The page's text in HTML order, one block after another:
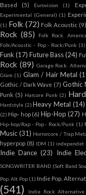
Based
(5) Eurovision (1)
Experimental (General) (1)
(1) Folk (72) Folk Acoustic (9)
Rock (85) Folk Rock.
Folk/Acoustic - Pop - Rock/Punk (1)
Funk (17) Future Bass (24)
Rock (89) Garage Rock.
Glam (1) Glam / Hair Metal
Gothic / Dark Wave (7) Gothic
Punk (5) Harcore Punk (2)
Hardstyle (2) Heavy Metal (14)
(2) Hip- hop (6) Hip-Hop (27)
Hip-hop/Rap - Pop - Rock/Punk (1)
Music (31) Horrorcore / Trap
hyperpop (8) IDM (1) independet
Indie Dance (23) Indie
SONGWRITER BAND (Soft Band
Pop. Alt Pop (1) Indie Pop.
(541)
Indie Rock Alternative